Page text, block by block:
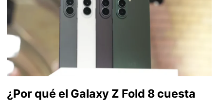
¿Por qué el Galaxy Z Fold 8 cuesta